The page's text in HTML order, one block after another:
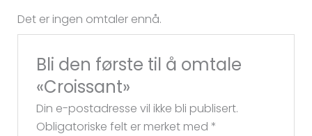
Det er ingen omtaler ennå.
Bli den første til å omtale
«Croissant»
Din e-postadresse vil ikke bli publisert.
Obligatoriske felt er merket med*